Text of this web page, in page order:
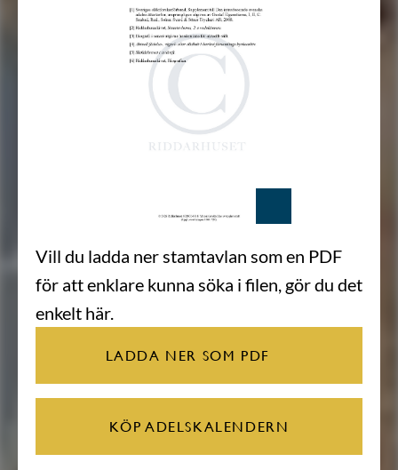
Vill du ladda ner stamtavlan som en PDF
för att enklare kunna söka i filen, gör du det
enkelt här.
LADDA NER SOM PDF
KÖP ADELSKALENDERN